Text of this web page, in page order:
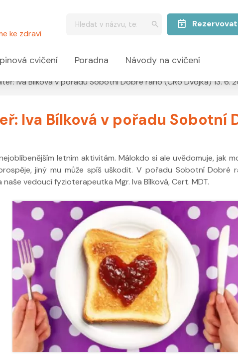
ke zdraví
cvičení Poradna Návody na cvičení
Iva Bílková v pořadu Sobotní Dobré ráno (ČRo Dvojka) 13. 6.
Iva Bílková v pořadu Sobotní
letním aktivitám. Málokdo si ale uvědomuje, jak
jiný mu může spíš uškodit. V pořadu Sobotní Dobré
vedoucí fyzioterapeutka Mgr. Iva Bílková, Cert. MDT.
ve
Nabídka léčby ve
FYZIOklinice
Nabídka